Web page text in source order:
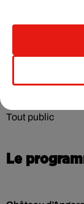
Cette année,
l’exposition
animations
6 décembre
Tout public
Le